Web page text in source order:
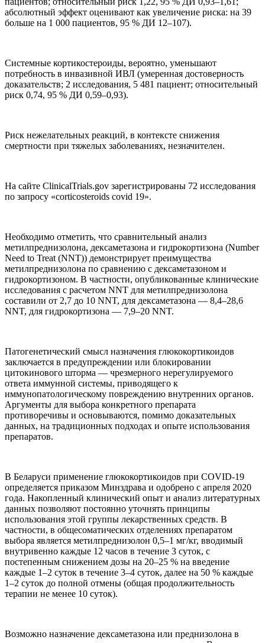
абсолютный эффект оценивают как увеличение риска: на 39
больше на 1 000 пациентов, 95 % ДИ 12–107).
Системные кортикостероиды, вероятно, уменьшают
потребность в инвазивной ИВЛ (умеренная достоверность
доказательств; 2 исследования, 5 481 пациент; относительный
риск 0,74, 95 % ДИ 0,59–0,93).
Риск нежелательных реакций, в контексте снижения
смертности при тяжелых заболеваниях, незначителен.
На сайте ClinicalTrials.gov зарегистрированы 72 исследования
по запросу «corticosteroids covid 19».
Необходимо отметить, что сравнительный анализ
метилпреднизолона, дексаметазона и гидрокортизона (Number
Need to Treat (NNT)) демонстрирует преимущества
метилпреднизолона по сравнению с дексаметазоном и
гидрокортизоном. В частности, опубликованные клинические
исследования с расчетом NNT для метилпреднизолона
составили от 2,7 до 10 NNT, для дексаметазона — 8,4–28,6
NNT, для гидрокортизона — 7,9–20 NNT.
Патогенетический смысл назначения глюкокортикоидов
заключается в предупреждении или блокировании
цитокинового шторма — чрезмерного нерегулируемого
ответа иммунной системы, приводящего к
иммунопатологическому повреждению внутренних органов.
Аргументы для выбора конкретного препарата
противоречивы и основываются, помимо доказательных
данных, на традиционных подходах и опыте использования
препаратов.
В Беларуси применение глюкокортикоидов при COVID-19
определяется приказом Минздрава и одобрено с апреля 2020
года. Накопленный клинический опыт и анализ литературных
данных позволяют постоянно уточнять принципы
использования этой группы лекарственных средств. В
частности, в общесоматических отделениях препаратом
выбора является метилпреднизолон 0,5–1 мг/кг, вводимый
внутривенно каждые 12 часов в течение 3 суток, с
постепенным снижением дозы на 20–25 % на введение
каждые 1–2 суток в течение 3–4 суток, далее на 50 % каждые
1–2 суток до полной отмены (общая продолжительность
терапии не менее 10 суток).
Возможно назначение дексаметазона или преднизолона в